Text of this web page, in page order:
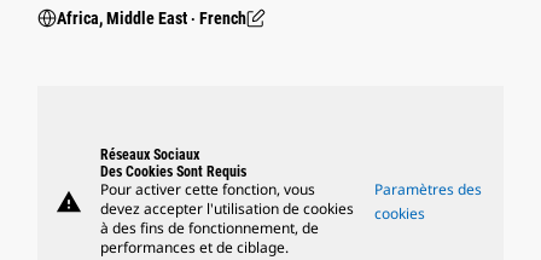
Africa, Middle East ‧ French
warning
Réseaux Sociaux
Des Cookies Sont Requis
Pour activer cette fonction, vous
devez accepter l'utilisation de cookies
à des fins de fonctionnement, de
performances et de ciblage.
Paramètres des
cookies